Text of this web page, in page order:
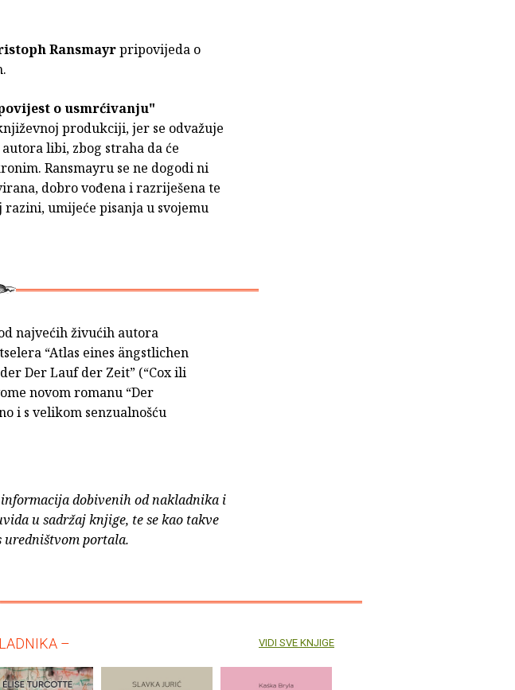
Ransmayrpripovijeda o
o usmrćivanju"
produkciji, jer se odvažuje
libi, zbog straha da će
Ransmayru se ne dogodi ni
dobro vođena i razriješena te
umijeće pisanja u svojemu
najvećih živućih autora
“Atlas eines ängstlichen
Der Lauf der Zeit” (“Cox ili
novom romanu “Der
i s velikom senzualnošću
dobivenih od nakladnika i
u sadržaj knjige, te se kao takve
uredništvom portala.
– VIDI SVE KNJIGE